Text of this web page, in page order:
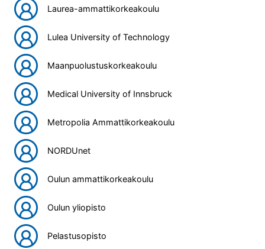
Laurea-ammattikorkeakoulu
Lulea University of Technology
Maanpuolustuskorkeakoulu
Medical University of Innsbruck
Metropolia Ammattikorkeakoulu
NORDUnet
Oulun ammattikorkeakoulu
Oulun yliopisto
Pelastusopisto